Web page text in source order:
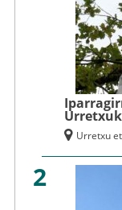
Urretxu
2